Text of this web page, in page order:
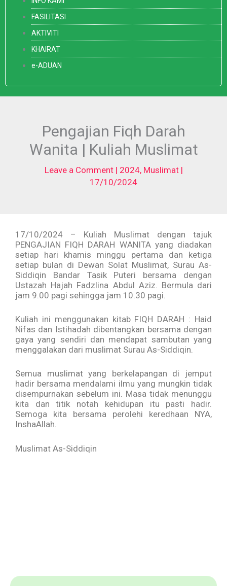
FASILITASI
AKTIVITI
KHAIRAT
e-ADUAN
Pengajian Fiqh Darah
Wanita | Kuliah Muslimat
Leave a Comment | 2024, Muslimat|
17/10/2024
17/10/2024 – Kuliah Muslimat dengan tajuk
PENGAJIAN FIQH DARAH WANITA yang diadakan
setiap hari khamis minggu pertama dan ketiga
setiap bulan di Dewan Solat Muslimat, Surau As-
Siddiqin Bandar Tasik Puteri bersama dengan
Ustazah Hajah Fadzlina Abdul Aziz. Bermula dari
jam 9.00 pagi sehingga jam 10.30 pagi.
Kuliah ini menggunakan kitab FIQH DARAH : Haid
Nifas dan Istihadah dibentangkan bersama dengan
gaya yang sendiri dan mendapat sambutan yang
menggalakan dari muslimat Surau As-Siddiqin.
Semua muslimat yang berkelapangan di jemput
hadir bersama mendalami ilmu yang mungkin tidak
disempurnakan sebelum ini. Masa tidak menunggu
kita dan titik notah kehidupan itu pasti hadir.
Semoga kita bersama perolehi keredhaan NYA,
InshaAllah.
Muslimat As-Siddiqin